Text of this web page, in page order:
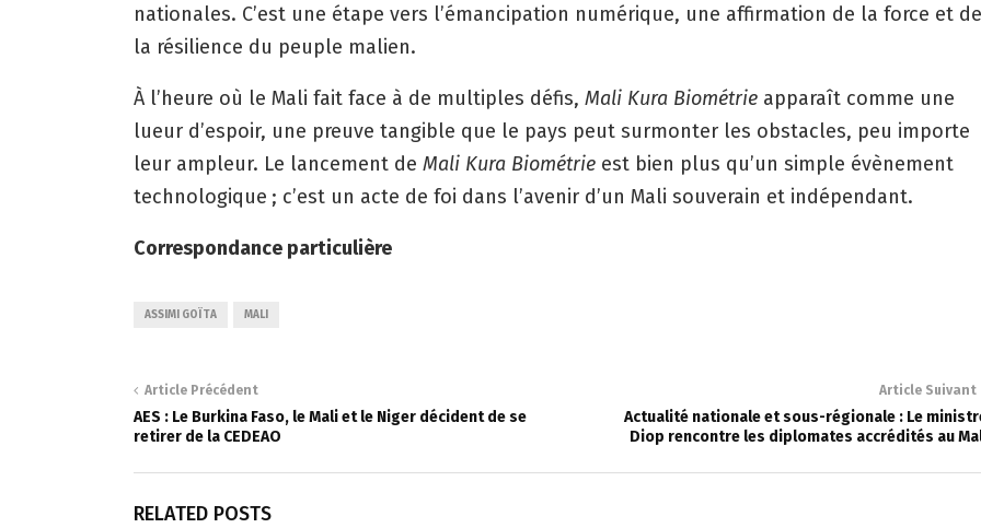
nationales. C’est une étape vers l’émancipation numérique, une affirmation de la force et de
la résilience du peuple malien.
À l’heure où le Mali fait face à de multiples défis, Mali Kura Biométrie apparaît comme une
lueur d’espoir, une preuve tangible que le pays peut surmonter les obstacles, peu importe
leur ampleur. Le lancement de Mali Kura Biométrie est bien plus qu’un simple évènement
technologique ; c’est un acte de foi dans l’avenir d’un Mali souverain et indépendant.
Correspondance particulière
ASSIMI GOÏTA MALI
Article Précédent
AES : Le Burkina Faso, le Mali et le Niger décident de se
retirer de la CEDEAO
Article Suivant
Actualité nationale et sous-régionale : Le
Diop rencontre les diplomates accrédités au
RELATED POSTS